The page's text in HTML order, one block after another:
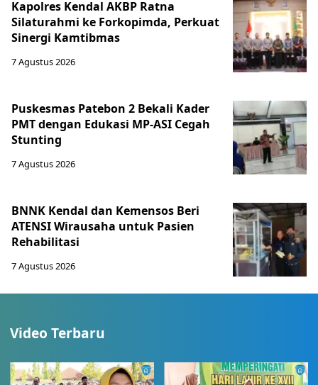
Kapolres Kendal AKBP Ratna
Silaturahmi ke Forkopimda, Perkuat
Sinergi Kamtibmas
7 Agustus 2026
Puskesmas Patebon 2 Bekali Kader
PMT dengan Edukasi MP-ASI Cegah
Stunting
7 Agustus 2026
BNNK Kendal dan Kemensos Beri
ATENSI Wirausaha untuk Pasien
Rehabilitasi
7 Agustus 2026
Video Terbaru